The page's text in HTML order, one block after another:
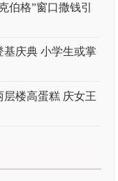
伯格”窗口撒钱引
基庆典 小学生或掌
层楼高蛋糕 庆女王